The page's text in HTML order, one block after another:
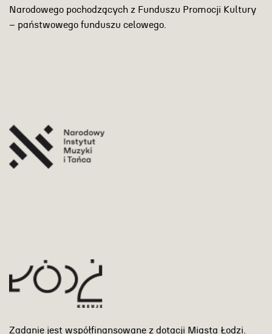
Narodowego pochodzących z Funduszu Promocji Kultury
– państwowego funduszu celowego.
Zadanie jest współfinansowane z dotacji Miasta Łodzi.